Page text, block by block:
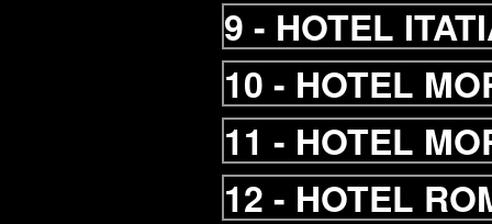
9 - HOTEL
10 - HOTEL
11 - HOTEL
12 - HOTEL